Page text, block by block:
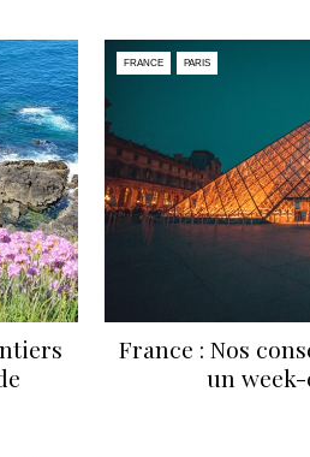
FRANCE PARIS
France : Nos
un